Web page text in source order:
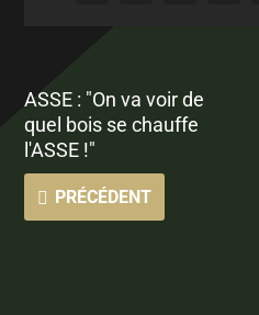
ASSE : "On va voir de
quel bois se chauffe
l'ASSE !"
PRÉCÉDENT